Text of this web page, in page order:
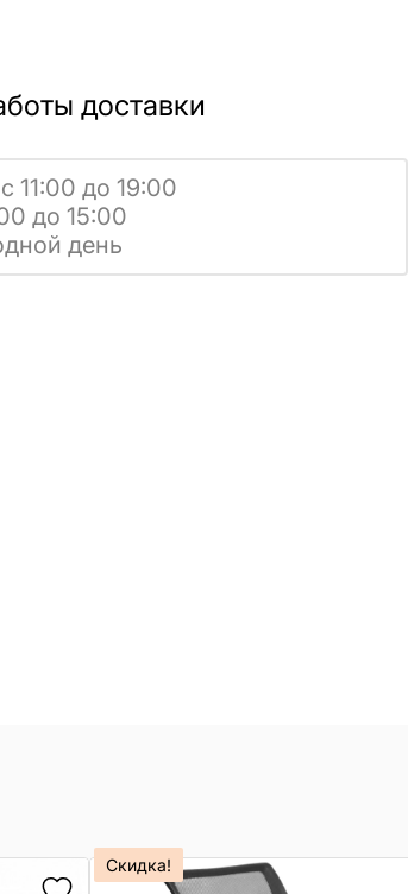
доставки
11:00 до 19:00
до 15:00
день
Скидка!